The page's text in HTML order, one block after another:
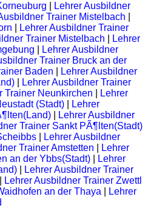
Lehrer Ausbildner
Trainer Mistelbach
Lehrer Ausbildner Trainer
Trainer Mistelbach
Lehrer
Lehrer Ausbildner
Trainer Bruck an der
Baden
Lehrer Ausbildner
Lehrer Ausbildner Trainer
Trainer Neunkirchen
Lehrer
(Stadt)
Lehrer
Lehrer Ausbildner
Trainer Sankt PÃ¶lten(Stadt)
Lehrer Ausbildner
Trainer Amstetten
Lehrer
an der Ybbs(Stadt)
Lehrer
Lehrer Ausbildner Trainer
Lehrer Ausbildner Trainer Zwettl
an der Thaya
Lehrer